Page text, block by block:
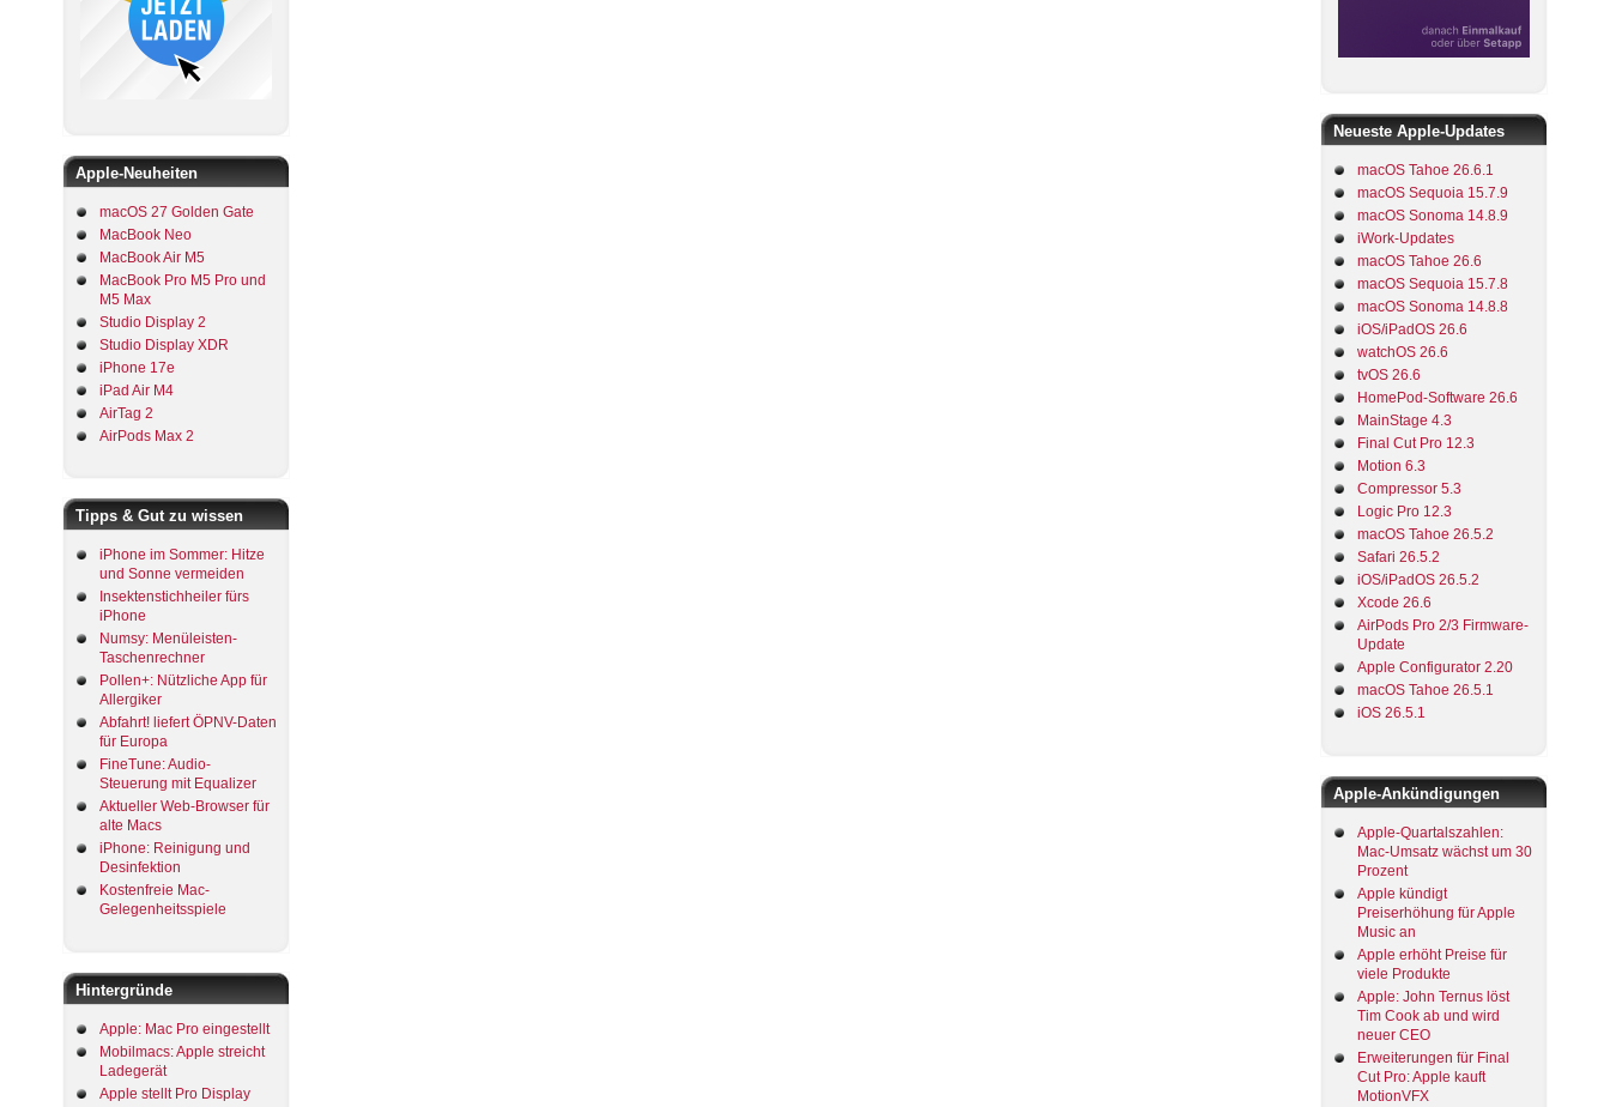
Apple-Neuheiten
macOS 27 Golden Gate
MacBook Neo
MacBook Air M5
MacBook Pro M5 Pro und
M5 Max
Studio Display 2
Studio Display XDR
iPhone 17e
iPad Air M4
AirTag 2
AirPods Max 2
Tipps & Gut zu wissen
iPhone im Sommer: Hitze
und Sonne vermeiden
Insektenstichheiler fürs
iPhone
Numsy: Menüleisten-
Taschenrechner
Pollen+: Nützliche App für
Allergiker
Abfahrt! liefert ÖPNV-Daten
für Europa
FineTune: Audio-
Steuerung mit Equalizer
Aktueller Web-Browser für
alte Macs
iPhone: Reinigung und
Desinfektion
Kostenfreie Mac-
Gelegenheitsspiele
Hintergründe
Apple: Mac Pro eingestellt
Mobilmacs: Apple streicht
Ladegerät
Apple stellt Pro Display
Neueste Apple-Updates
macOS Tahoe 26.6.1
macOS Sequoia 15.7.9
macOS Sonoma 14.8.9
iWork-Updates
macOS Tahoe 26.6
macOS Sequoia 15.7.8
macOS Sonoma 14.8.8
iOS/iPadOS 26.6
watchOS 26.6
tvOS 26.6
HomePod-Software 26.6
MainStage 4.3
Final Cut Pro 12.3
Motion 6.3
Compressor 5.3
Logic Pro 12.3
macOS Tahoe 26.5.2
Safari 26.5.2
iOS/iPadOS 26.5.2
Xcode 26.6
AirPods Pro 2/3 Firmware-
Update
Apple Configurator 2.20
macOS Tahoe 26.5.1
iOS 26.5.1
Apple-Ankündigungen
Apple-Quartalszahlen:
Mac-Umsatz wächst um 30
Prozent
Apple kündigt
Preiserhöhung für Apple
Music an
Apple erhöht Preise für
viele Produkte
Apple: John Ternus löst
Tim Cook ab und wird
neuer CEO
Erweiterungen für Final
Cut Pro: Apple kauft
MotionVFX